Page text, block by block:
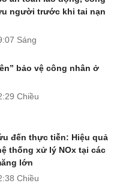
người trước khi tai nạn
Sáng
bảo vệ công nhân ở
Chiều
đến thực tiễn: Hiệu quả
thống xử lý NOx tại các
lớn
Chiều